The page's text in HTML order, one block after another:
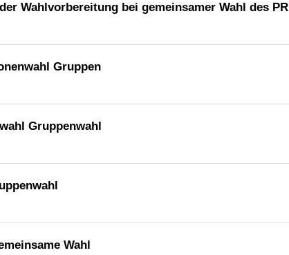
Wahlvorbereitung bei gemeinsamer Wahl des PR
Gruppen
Gruppenwahl
Wahl